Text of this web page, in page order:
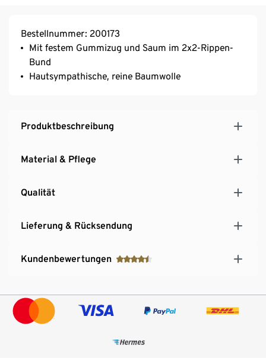
Bestellnummer: 200173
Mit festem Gummizug und Saum im 2x2-Rippen-
Bund
Hautsympathische, reine Baumwolle
Produktbeschreibung
Material & Pflege
Qualität
Lieferung & Rücksendung
Kundenbewertungen